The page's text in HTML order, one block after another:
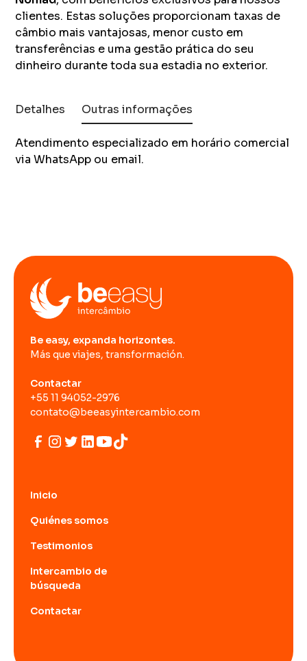
clientes. Estas soluções proporcionam taxas de
câmbio mais vantajosas, menor custo em
transferências e uma gestão prática do seu
dinheiro durante toda sua estadia no exterior.
Detalhes Outras informações
Atendimento especializado em horário comercial
via WhatsApp ou email.
Be easy, expanda horizontes.
Más que viajes, transformación.
Contactar
+55 11 94052-2976
contato@beeasyintercambio.com
Inicio
Quiénes somos
Testimonios
Intercambio de
búsqueda
Contactar